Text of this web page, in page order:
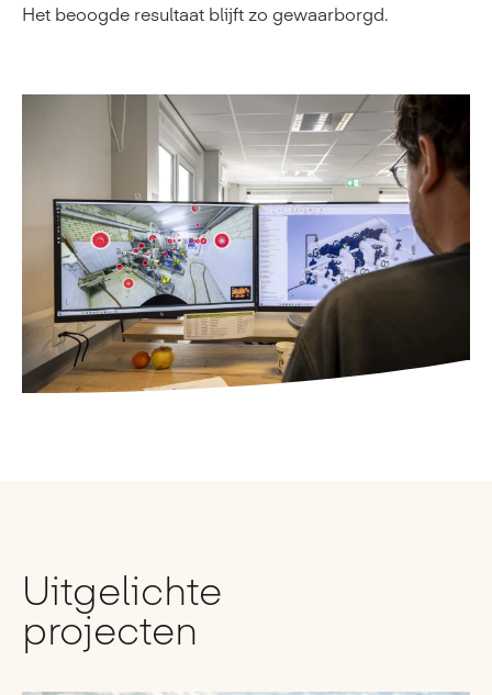
Het beoogde resultaat blijft zo gewaarborgd.
Uitgelichte
projecten